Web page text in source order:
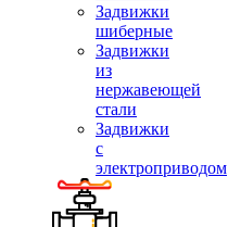
Задвижки
шиберные
Задвижки
из
нержавеющей
стали
Задвижки
с
электроприводом